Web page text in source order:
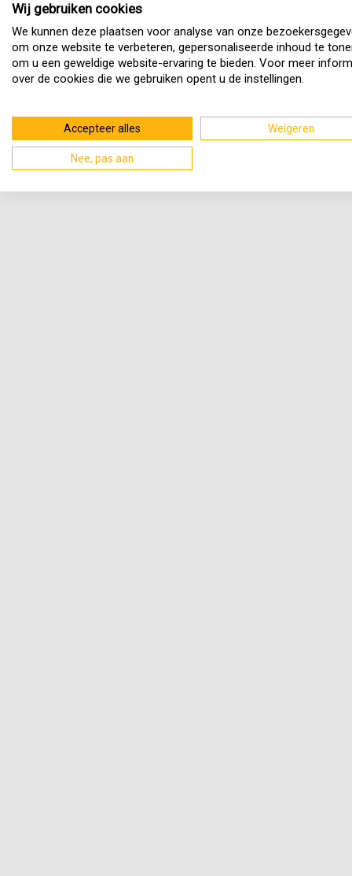
Wij gebruiken cookies
We kunnen deze plaatsen voor analyse van onze
om onze website te verbeteren, gepersonaliseerde inhoud te
om u een geweldige website-ervaring te bieden. Voor meer
over de cookies die we gebruiken opent u de instellingen.
Accepteer alles Weigeren
Nee, pas aan